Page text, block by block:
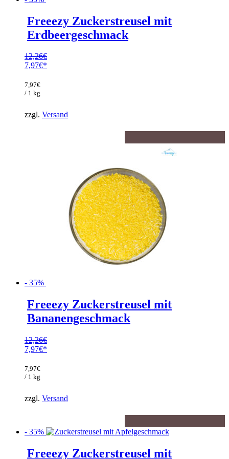
Freeezy Zuckerstreusel mit
Erdbeergeschmack
12,26€
Ursprünglicher
war:
12,26€
7,97€
Preis
ist:
7,97€
/ 1 kg
zzgl. Versand
- 35%
Freeezy Zuckerstreusel mit
Bananengeschmack
12,26€
Ursprünglicher
war:
12,26€
7,97€
Preis
ist:
7,97€
/ 1 kg
zzgl. Versand
- 35%
Freeezy Zuckerstreusel mit